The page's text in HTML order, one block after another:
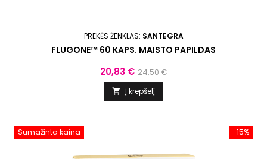
PREKĖS ŽENKLAS: SANTEGRA
FLUGONE™ 60 KAPS. MAISTO PAPILDAS
Kaina
20,83 € Bazinė
kaina
24,50 €
 Į krepšelį
−15%
Sumažinta kaina